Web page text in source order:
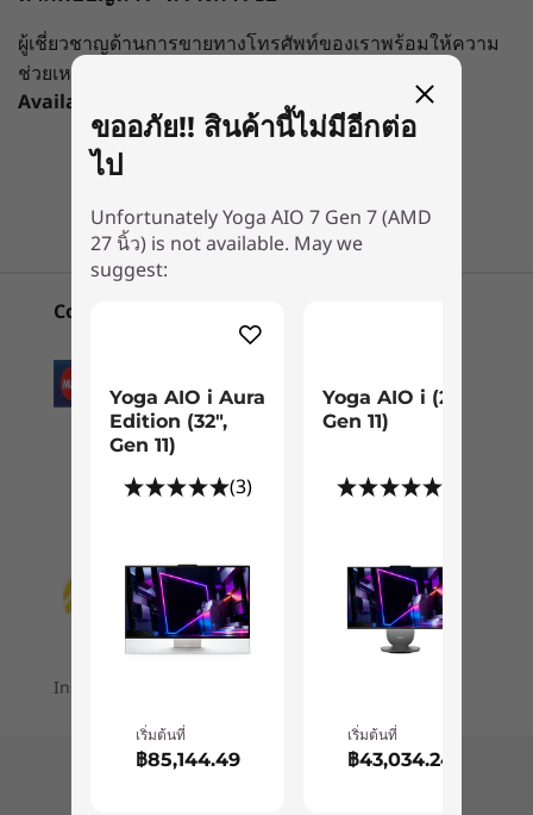
โรงภาพยนตร์ส่วนตัวของคุณ
เปลี่ยนบ้านของคุณให้เป็นโรงภาพยนตร์ด้วย Yoga
AIO 7 เดสก์ท็อปแบบออลอินวันนี้มีจอแสดงผล 4K
IPS ไร้ขอบขนาด 27 นิ้วเพื่อการรับชมที่เต็มตา สตรี
มวิดีโอโปรดของคุณบนจอแสดงผล UHD 95% DCI-
P3 ที่สว่างสดใส ซึ่งมีเฉดสีที่แม่นยำและสมจริงเป็น
เบสที่เต็มอิ่มและดังยิ่งขึ้น
หน่วยความจำ
LPDDR5 สูงสุดถึง 16GB
พื้นที่จัดเก็บข้อมูล
PCIe SSD สูงสุดถึง 1TB
การรักษาความปลอดภัย
ชัตเตอร์ปิดเว็บแคมเพื่อความเป็นส่วนตัว
เข้าสู่ระบบด้วยการรู้จําใบหน้า
เสียง
ลำโพงสเตอริโอ 5W ที่ได้รับการรับรองจาก JBL
กล้อง
กล้องไฮบริด FHD + IR 5MP
ขนาด (สูง x กว้าง x ลึก)
น้ำหนัก
เริ่มต้นที่ 12.39 กก. / 27.32 ปอนด์
2-ปุ่มเปิด/ปิดเครื่อง
การชาร์จไฟ DC
DisplayPort ขาออก
USB 3.2 Gen 2
LAN ขาเข้า
USB 2.0
USB-C 3.2 Gen 2
USB-A 3.2 Gen 2
Gen 7 (AMD 27
นิ้ว)
หน่วยประมวลผล
โมบายล์
โปรเซสเซอร์สูงสุด
AMD Ryzen™ 7
หน่วยความจำ
LPDDR5 สูงสุดถึง
ประเภทจอแสดง
IPS 4K (3840 x
Aura Edition
(32", Gen 11)
ผู้เชี่ยวชาญด้านการขายทางโทรศัพท์ของเราพร้อมให้ความ
ช่วยเหลือ
Available
Mon-Fri，09：00 AM-06：00PM
Convenient Payment Options
Installment plans are available for your order
ขออภัย!! สินค้านี้ไม่มีอีกต่อ
ไป
Unfortunately Yoga AIO 7 Gen 7 (AMD
27 นิ้ว) is not available. May we
suggest:
Yoga AIO i Aura
Edition (32",
Gen 11)
(3)
เริ่มต้นที่
฿85,144.49
Yoga AIO i (27",
Gen 11)
(1)
เริ่มต้นที่
฿43,034.24